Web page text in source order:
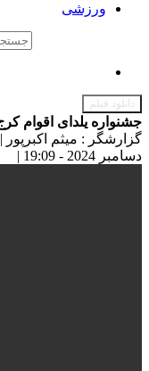
ورزشی
دانلود فیلم
جشنواره یلدای اقوام
گزارشگر : میثم اکبرپور |
دسامبر 2024 - 19:09
|